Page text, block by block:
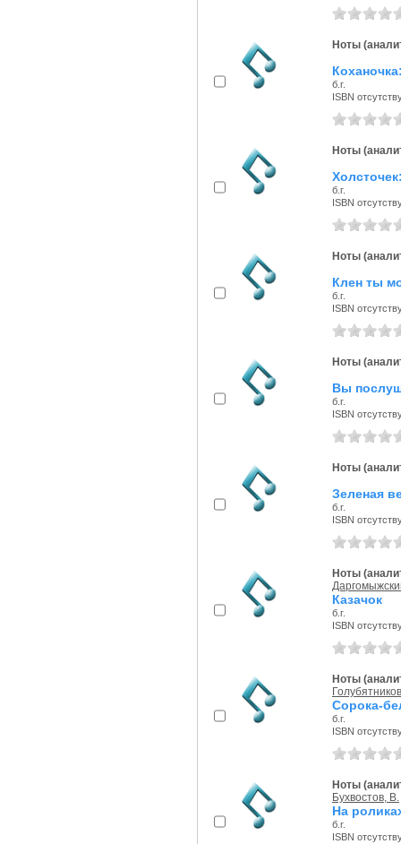
Ноты
б.г.
ISBN
Ноты
б.г.
ISBN
Ноты
Клен ты
б.г.
ISBN
Ноты
Вы
б.г.
ISBN
Ноты
Зеленая
б.г.
ISBN
Ноты
Казачок
б.г.
ISBN
Ноты
Сорока-
б.г.
ISBN
Ноты
Бухвостов, В.
На
б.г.
ISBN